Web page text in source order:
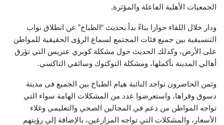
الجمعيات الأهلية الفاعلة والمؤثرة.
ودار خلال اللقاء حوارا بناءً بدأ بحديث “الطباخ” عن انطلاق نواب
التنسيقية بين جميع فئات المجتمع لسماع الرؤى الحقيقية للمواطن
على الأرض، وكذلك الحديث حول مشكلة كوبري عتريس التي تؤرق
أهالي المدينة بأكملها، ومشكلة التوكتوك وسائقي التاكسي.
وثمن الحاضرون تواجد النائبة هيام الطباخ بين الجميع فى مدينة
دسوق وقراها، واستعرضوا عدد من المشكلات الهامة سواء التي
تواجه المواطن من دعم في المجالين الصحي والتعليمي وغلاء
الأسعار، والمشكلات التي تواجه المزارعين، بالإضافة إلي رؤيتهم